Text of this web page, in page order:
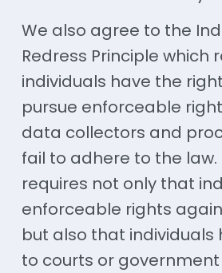
We also agree to the
Redress Principle which
individuals have the
pursue enforceable
data collectors and
fail to adhere to the law.
requires not only that
enforceable rights
but also that individuals
to courts or